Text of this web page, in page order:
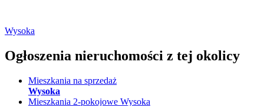
Wysoka
Ogłoszenia nieruchomości z tej okolicy
Mieszkania na sprzedaż
Wysoka
Mieszkania 2-pokojowe Wysoka